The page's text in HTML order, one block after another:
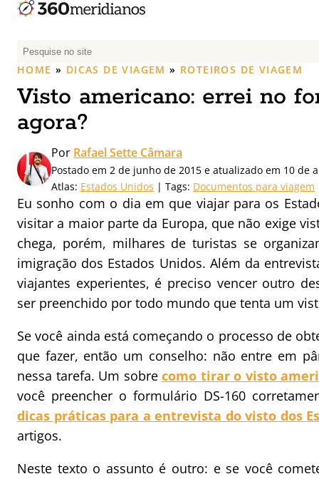
P
e
q
u
i
a
r
p
o
:
HOME » DICAS DE VIAGEM » ROTEIROS DE VIAGEM
Visto americano: errei no
agora?
Por Rafael Sette Câmara
Postado em 2 de junho de 2015 e atualizado em 10 de
Atlas: Estados Unidos | Tags: Documentos para viagem
Eu sonho com o dia em que viajar para os
visitar a maior parte da Europa, que não exige
chega, porém, milhares de turistas se
imigração dos Estados Unidos. Além da
viajantes experientes, é preciso vencer outro
ser preenchido por todo mundo que tenta um
Se você ainda está começando o processo de
que fazer, então um conselho: não entre em
nessa tarefa. Um sobre como tirar o visto
você preencher o formulário DS-160
dicas práticas para a entrevista do visto dos
artigos.
Neste texto o assunto é outro: e se você